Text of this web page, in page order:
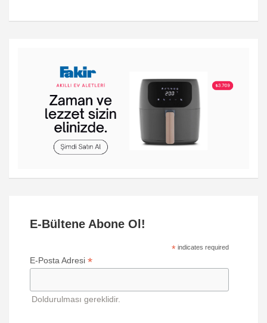
E-Bültene Abone Ol!
* indicates required
E-Posta Adresi *
Doldurulması gereklidir.